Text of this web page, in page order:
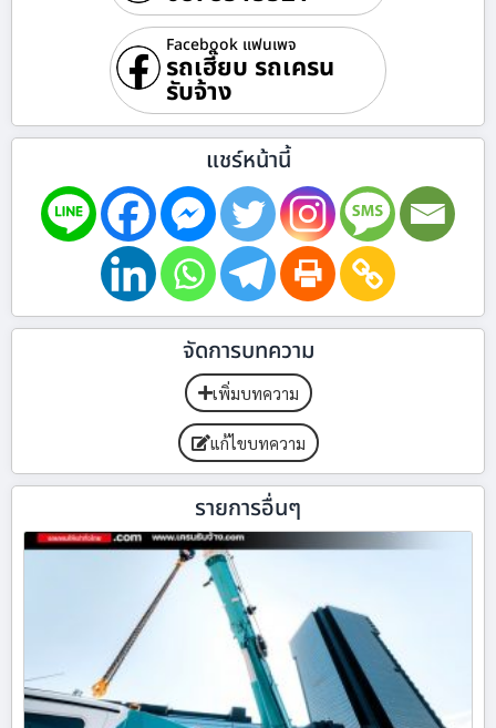
Facebook แฟนเพจ
รถเฮี๊ยบ รถเครน
รับจ้าง
แชร์หน้านี้
จัดการบทความ
เพิ่มบทความ
แก้ไขบทความ
รายการอื่นๆ